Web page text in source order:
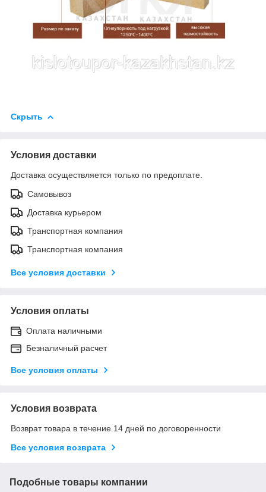
Скрыть
Условия доставки
Доставка осуществляется только по предоплате.
Самовывоз
Доставка курьером
Транспортная компания
Транспортная компания
Все условия доставки
Условия оплаты
Оплата наличными
Безналичный расчет
Все условия оплаты
Условия возврата
Возврат товара в течение 14 дней по договоренности
Все условия возврата
Подобные товары компании